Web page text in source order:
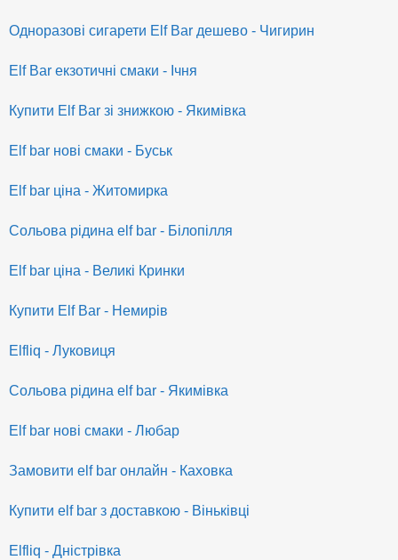
Одноразові сигарети Elf Bar дешево - Чигирин
Elf Bar екзотичні смаки - Ічня
Купити Elf Bar зі знижкою - Якимівка
Elf bar нові смаки - Буськ
Elf bar ціна - Житомирка
Сольова рідина elf bar - Білопілля
Elf bar ціна - Великі Кринки
Купити Elf Bar - Немирів
Elfliq - Луковиця
Сольова рідина elf bar - Якимівка
Elf bar нові смаки - Любар
Замовити elf bar онлайн - Каховка
Купити elf bar з доставкою - Віньківці
Elfliq - Дністрівка